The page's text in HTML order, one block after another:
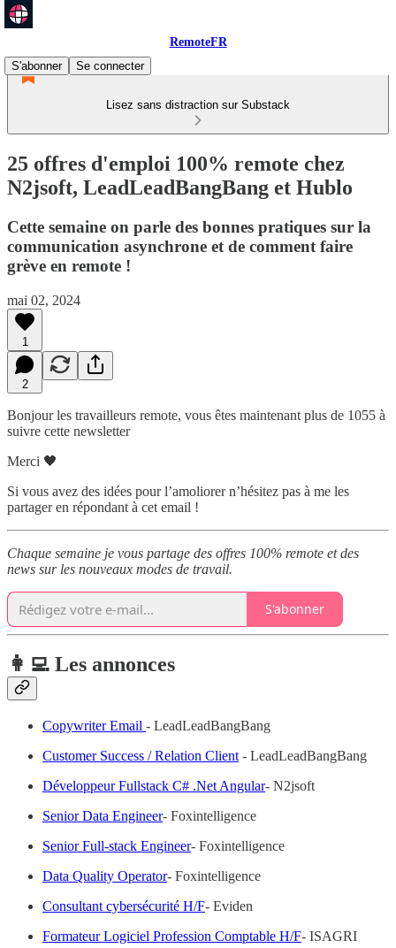
RemoteFR
S'abonner
Se connecter
Lisez sans distraction sur Substack
25 offres d'emploi 100% remote chez
N2jsoft, LeadLeadBangBang et Hublo
Cette semaine on parle des bonnes pratiques sur la
communication asynchrone et de comment faire
grève en remote !
mai 02, 2024
1
2
Bonjour les travailleurs remote, vous êtes maintenant plus de 1055 à
suivre cette newsletter
Merci 🖤
Si vous avez des idées pour l’amoliorer n’hésitez pas à me les
partager en répondant à cet email !
Chaque semaine je vous partage des offres 100% remote et des
news sur les nouveaux modes de travail.
S'abonner
👩‍💻 Les annonces
Copywriter Email - LeadLeadBangBang
Customer Success / Relation Client - LeadLeadBangBang
Développeur Fullstack C# .Net Angular- N2jsoft
Senior Data Engineer- Foxintelligence
Senior Full-stack Engineer- Foxintelligence
Data Quality Operator- Foxintelligence
Consultant cybersécurité H/F- Eviden
Formateur Logiciel Profession Comptable H/F- ISAGRI